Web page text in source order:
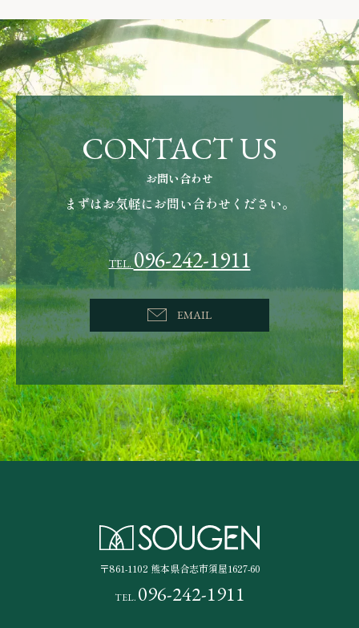
CONTACT US
お問い合わせ
まずはお気軽にお問い合わせください。
TEL.096-242-1911
EMAIL
〒861-1102 熊本県合志市須屋1627-60
TEL. 096-242-1911